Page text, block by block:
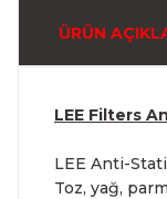
ÜRÜN
LEE Filters
LEE Anti-
Toz, yağ,